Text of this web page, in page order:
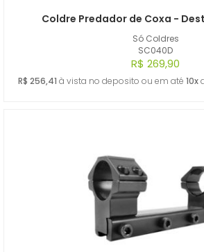
Só Coldres
SC040D
Coldre Predador de Coxa -
R$ 269,90
R$ 256,41 à vista no deposito ou em até 10x